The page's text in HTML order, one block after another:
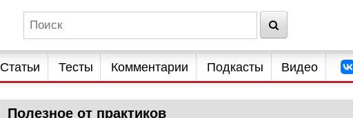
Статьи Тесты Комментарии Подкасты Видео
Полезное от практиков